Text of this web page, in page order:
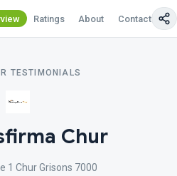
Ratings About Contact Us
TESTIMONIALS
Chur
1 Chur Grisons 7000